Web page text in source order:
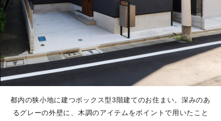
都内の狭小地に建つボックス型3階建てのお住まい。深みのあ
るグレーの外壁に、木調のアイテムをポイントで用いたこと